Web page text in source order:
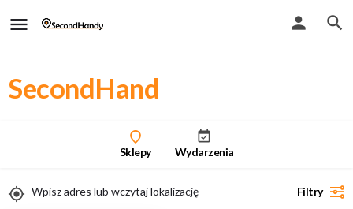
SecondHand
Sklepy Wydarzenia
Filtry